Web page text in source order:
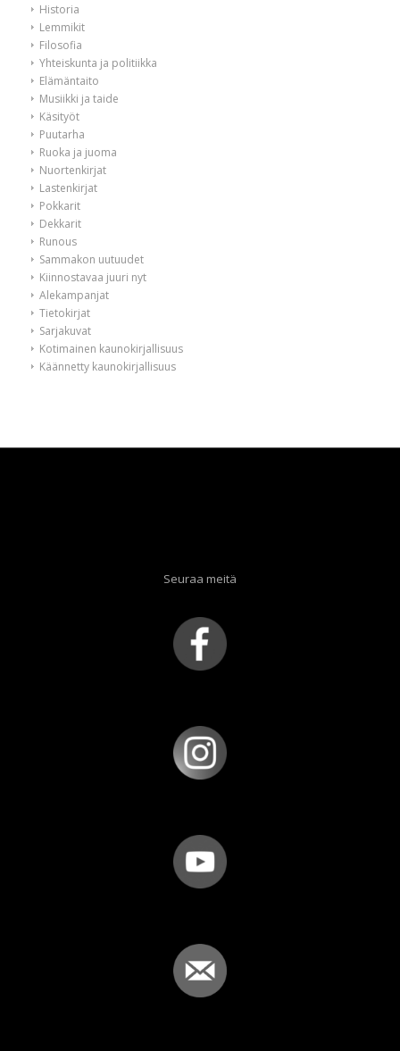
Historia
Lemmikit
Filosofia
Yhteiskunta ja politiikka
Elämäntaito
Musiikki ja taide
Käsityöt
Puutarha
Ruoka ja juoma
Nuortenkirjat
Lastenkirjat
Pokkarit
Dekkarit
Runous
Sammakon uutuudet
Kiinnostavaa juuri nyt
Alekampanjat
Tietokirjat
Sarjakuvat
Kotimainen kaunokirjallisuus
Käännetty kaunokirjallisuus
Seuraa meitä